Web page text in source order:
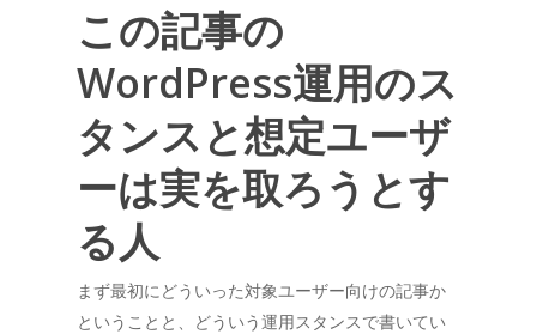
この記事の
WordPress運用のス
タンスと想定ユーザ
ーは実を取ろうとす
る人
まず最初にどういった対象ユーザー向けの記事か
ということと、どういう運用スタンスで書いてい